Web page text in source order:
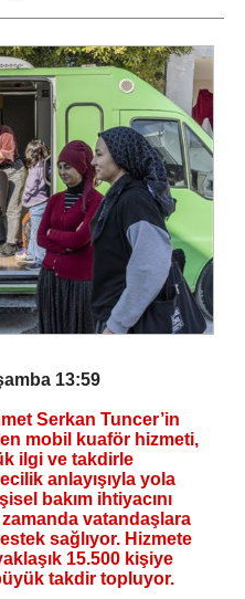
13:59
Serkan Tuncer’in
mobil kuaför hizmeti,
ilgi ve takdirle
anlayışıyla yola
bakım ihtiyacını
zamanda vatandaşlara
sağlıyor. Hizmete
15.500 kişiye
takdir topluyor.